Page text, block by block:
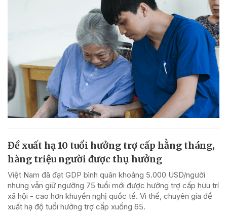
Đề xuất hạ 10 tuổi hưởng trợ cấp hằng tháng,
hàng triệu người được thụ hưởng
Việt Nam đã đạt GDP bình quân khoảng 5.000 USD/người
nhưng vẫn giữ ngưỡng 75 tuổi mới được hưởng trợ cấp hưu trí
xã hội - cao hơn khuyến nghị quốc tế. Vì thế, chuyên gia đề
xuất hạ độ tuổi hưởng trợ cấp xuống 65.